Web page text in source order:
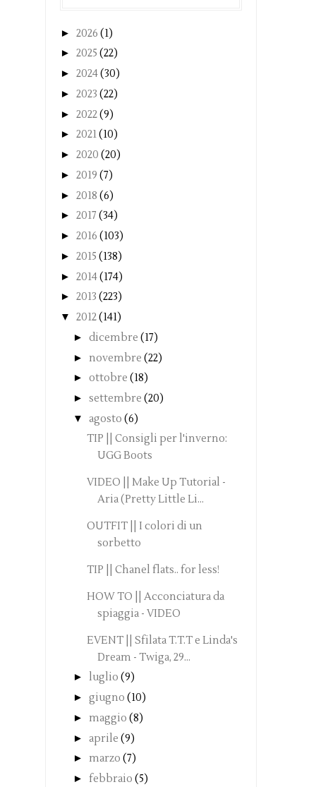
► 2026 (1)
► 2025 (22)
► 2024(30)
► 2023 (22)
► 2022(9)
► 2021(10)
► 2020 (20)
► 2019 (7)
► 2018 (6)
► 2017 (34)
► 2016 (103)
► 2015 (138)
► 2014(174)
► 2013 (223)
▼ 2012(141)
► dicembre (17)
► novembre (22)
► ottobre (18)
► settembre (20)
▼ agosto (6)
TIP || Consigli per l'inverno:
UGG Boots
VIDEO || Make Up Tutorial -
Aria (Pretty Little Li...
OUTFIT || I colori di un
sorbetto
TIP || Chanel flats.. for less!
HOW TO || Acconciatura da
spiaggia - VIDEO
EVENT || Sfilata T.T.T e Linda's
Dream - Twiga, 29...
► luglio (9)
► giugno (10)
► maggio (8)
► aprile (9)
► marzo (7)
► febbraio (5)